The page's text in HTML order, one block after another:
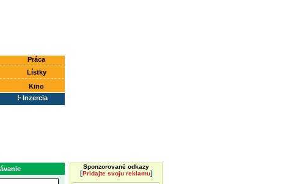
Práca
Lístky
Kino
Inzercia
Sponzorované odkazy
[Pridajte svoju reklamu]